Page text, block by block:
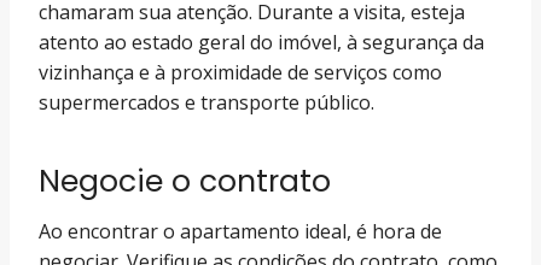
chamaram sua atenção. Durante a visita, esteja
atento ao estado geral do imóvel, à segurança da
vizinhança e à proximidade de serviços como
supermercados e transporte público.
Negocie o contrato
Ao encontrar o apartamento ideal, é hora de